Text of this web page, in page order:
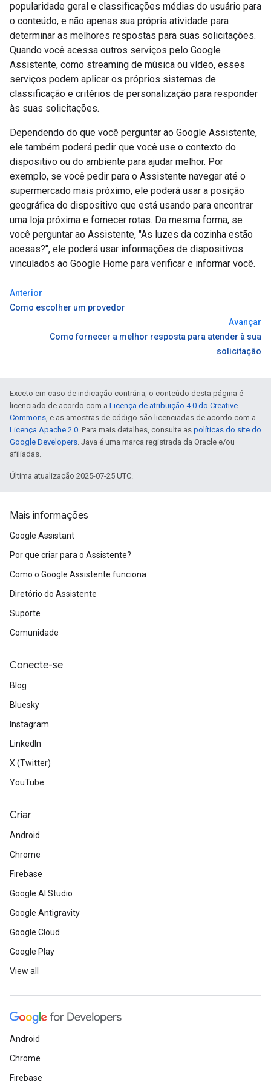
popularidade geral e classificações médias do usuário para
o conteúdo, e não apenas sua própria atividade para
determinar as melhores respostas para suas solicitações.
Quando você acessa outros serviços pelo Google
Assistente, como streaming de música ou vídeo, esses
serviços podem aplicar os próprios sistemas de
classificação e critérios de personalização para responder
às suas solicitações.
Dependendo do que você perguntar ao Google Assistente,
ele também poderá pedir que você use o contexto do
dispositivo ou do ambiente para ajudar melhor. Por
exemplo, se você pedir para o Assistente navegar até o
supermercado mais próximo, ele poderá usar a posição
geográfica do dispositivo que está usando para encontrar
uma loja próxima e fornecer rotas. Da mesma forma, se
você perguntar ao Assistente, "As luzes da cozinha estão
acesas?", ele poderá usar informações de dispositivos
vinculados ao Google Home para verificar e informar você.
Anterior
Como escolher um provedor
Avançar
Como fornecer a melhor resposta para atender à sua
solicitação
Exceto em caso de indicação contrária, o conteúdo desta página é
licenciado de acordo com a Licença de atribuição 4.0 do Creative
Commons, e as amostras de código são licenciadas de acordo com a
Licença Apache 2.0. Para mais detalhes, consulte as políticas do site do
Google Developers. Java é uma marca registrada da Oracle e/ou
afiliadas.
Última atualização 2025-07-25 UTC.
Mais informações
Google Assistant
Por que criar para o Assistente?
Como o Google Assistente funciona
Diretório do Assistente
Suporte
Comunidade
Conecte-se
Blog
Bluesky
Instagram
LinkedIn
X (Twitter)
YouTube
Criar
Android
Chrome
Firebase
Google AI Studio
Google Antigravity
Google Cloud
Google Play
View all
Android
Chrome
Firebase